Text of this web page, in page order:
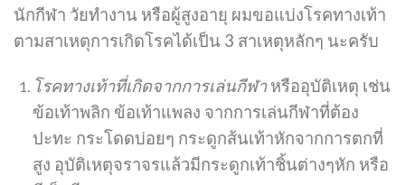
นักกีฬา วัยทำงาน หรือผู้สูงอายุ ผมขอแบ่งโรคทางเท้า
ตามสาเหตุการเกิดโรคได้เป็น 3 สาเหตุหลักๆ นะครับ
โรคทางเท้าที่เกิดจากการเล่นกีฬาหรืออุบัติเหตุ เช่น
ข้อเท้าพลิก ข้อเท้าแพลง จากการเล่นกีฬาที่ต้อง
ปะทะ กระโดดบ่อยๆ กระดูกส้นเท้าหักจากการตกที่
สูง อุบัติเหตุจราจรแล้วมีกระดูกเท้าชิ้นต่างๆหัก หรือ